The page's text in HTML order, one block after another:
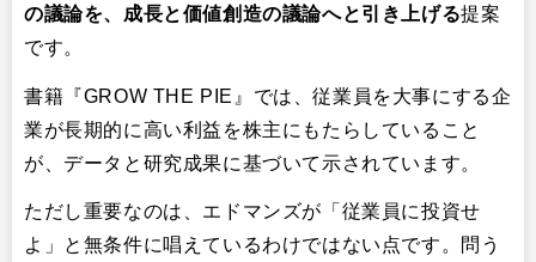
の議論を、成長と価値創造の議論へと引き上げる提案
です。
書籍『GROW THE PIE』では、従業員を大事にする企
業が長期的に高い利益を株主にもたらしていること
が、データと研究成果に基づいて示されています。
ただし重要なのは、エドマンズが「従業員に投資せ
よ」と無条件に唱えているわけではない点です。問う